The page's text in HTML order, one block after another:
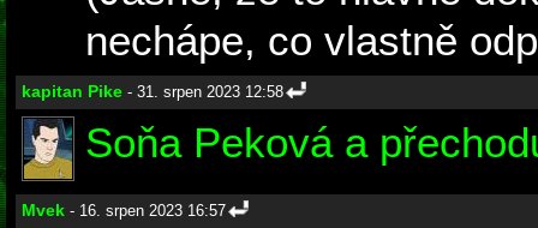
nechápe, co vlastně
kapitan Pike - 31. srpen 2023 12:58
Soňa Peková a
Mvek - 16. srpen 2023 16:57